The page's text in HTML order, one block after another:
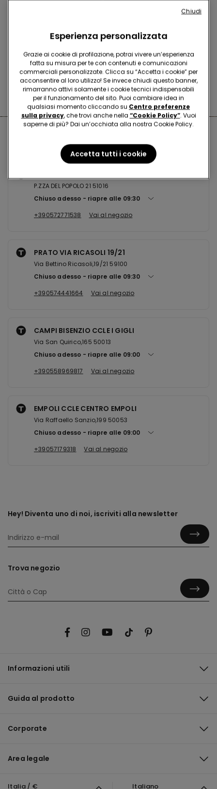
Programma FedeltàTEZENIS TALENT
Hai domande sulle misure di sicurezza nei nostri store?
Leggi le nostre FAQ
P.ZZA DEL POPOLO 21 51016
Chiuso adesso
riapre alle 09:30
+390572771538
Vai al negozio
PRATO VIA RICASOLI 19/21
Via Bettino Ricasoli,19/21 59100
Chiuso adesso
riapre alle 09:30
+390574441664
Vai al negozio
CAMPI BISENZIO CCLE I GIGLI
Via San Quirico,165 50013
Chiuso adesso
riapre alle 09:00
+390558969817
Vai al negozio
EMPOLI CCLE CENTRO EMPOLI
Via Raffaello Sanzio,199 50053
Chiuso adesso
riapre alle 09:00
+39057179318
Vai al negozio
Hey! Diventa uno di noi, iscriviti alla newsletter
Trova negozio
Informazioni utili
Guida al prodotto
Corporate
Area legale
Italia / € Italiano
Esperienza personalizzata
Grazie ai cookie di profilazione, potrai vivere un’esperienza
fatta su misura per te con contenuti e comunicazioni
commerciali personalizzate. Clicca su “Accetta i cookie” per
acconsentire al loro utilizzo! Se invece chiudi questo banner,
rimarranno attivi solamente i cookie tecnici indispensabili
per il funzionamento del sito. Puoi cambiare idea in
qualsiasi momento cliccando su Centro preferenze
sulla privacy, che trovi anche nella “Cookie Policy”. Vuoi
saperne di più? Dai un’occhiata alla nostra Cookie Policy.
Accetta tutti i cookie
Chiudi